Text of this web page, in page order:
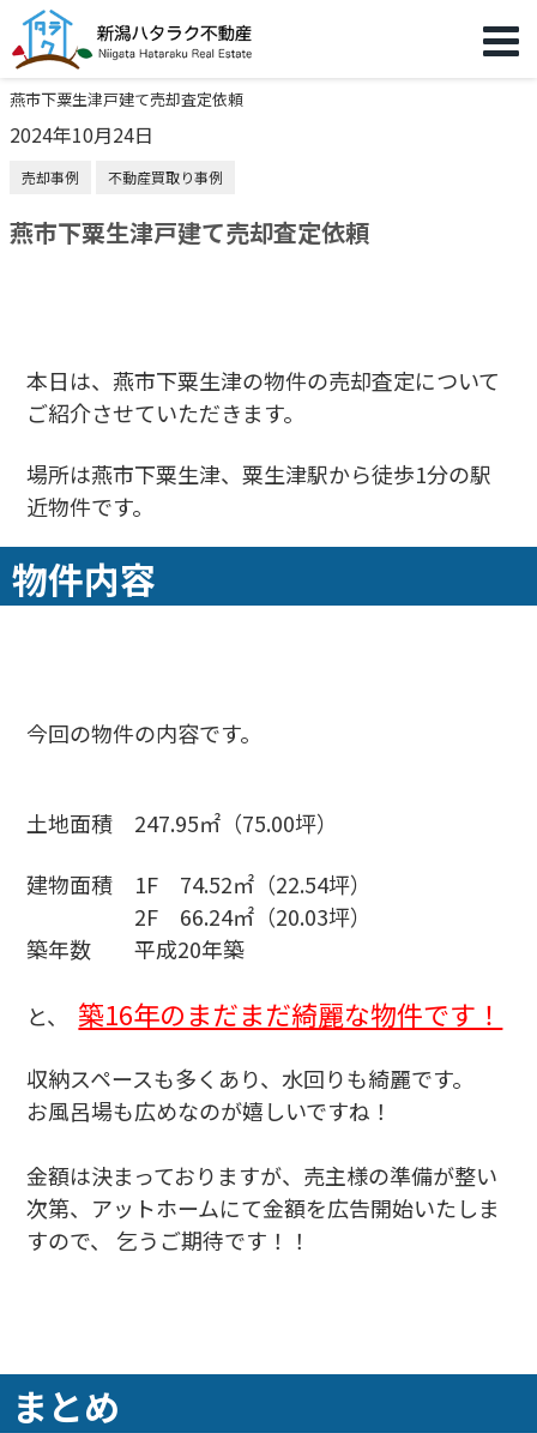
燕市下粟生津戸建て売却査定依頼
2024年10月24日
売却事例 不動産買取り事例
燕市下粟生津戸建て売却査定依頼
本日は、燕市下粟生津の物件の売却査定について
ご紹介させていただきます。
場所は燕市下粟生津、粟生津駅から徒歩1分の駅
近物件です。
物件内容
今回の物件の内容です。
土地面積 247.95㎡（75.00坪）
建物面積 1F 74.52㎡（22.54坪）
2F 66.24㎡（20.03坪）
築年数 平成20年築
と、 築16年のまだまだ綺麗な物件です！
収納スペースも多くあり、水回りも綺麗です。
お風呂場も広めなのが嬉しいですね！
金額は決まっておりますが、売主様の準備が整い
次第、アットホームにて金額を広告開始いたしま
すので、 乞うご期待です！！
まとめ